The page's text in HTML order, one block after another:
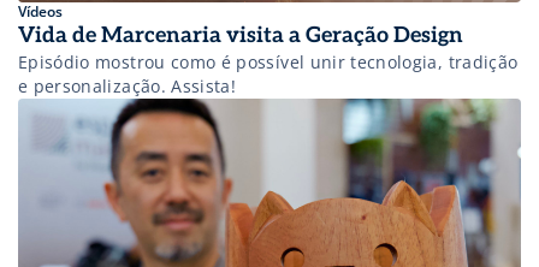
Vídeos
Vida de Marcenaria visita a Geração Design
Episódio mostrou como é possível unir tecnologia, tradição
e personalização. Assista!